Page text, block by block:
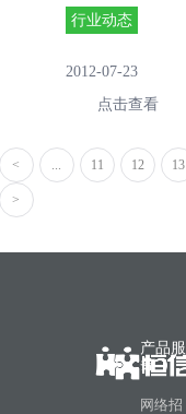
潮”再现
行业动态
2012-07-23
点击查看
< ... 11 12 13
>
产品服
务
网络招